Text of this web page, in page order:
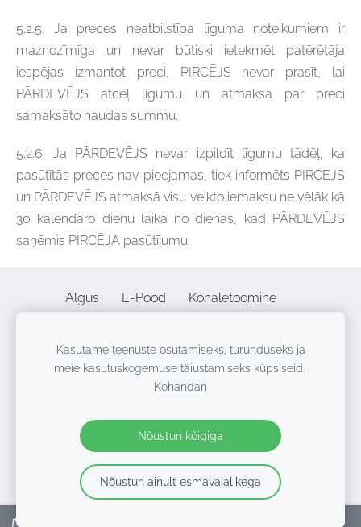
5.2.5. Ja preces neatbilstība līguma noteikumiem ir
maznozīmīga un nevar būtiski ietekmēt patērētāja
iespējas izmantot preci, PIRCĒJS nevar prasīt, lai
PĀRDEVĒJS atceļ līgumu un atmaksā par preci
samaksāto naudas summu.
5.2.6. Ja PĀRDEVĒJS nevar izpildīt līgumu tādēļ, ka
pasūtītās preces nav pieejamas, tiek informēts PIRCĒJS
un PĀRDEVĒJS atmaksā visu veikto iemaksu ne vēlāk kā
30 kalendāro dienu laikā no dienas, kad PĀRDEVĒJS
saņēmis PIRCĒJA pasūtījumu.
Algus E-Pood
Kohaletoomine
Küpsised
©2010 - 2026 | Alpenheat Baltija, SIA "Elia group", VAT LV
40103920766 | A. Caka str 58, Riga, LV-1011 | +371 29 77 33
62
Kasutame teenuste osutamiseks, turunduseks ja
meie kasutuskogemuse täiustamiseks küpsiseid.
Kohandan
Nõustun kõigiga
Nõustun ainult esmavajalikega